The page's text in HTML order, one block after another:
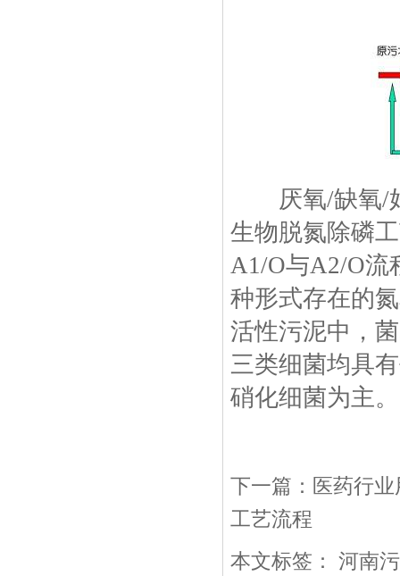
厌氧/缺氧/好
生物脱氮除磷
A1/O与A2/O流
种形式存在的
活性污泥中，
三类细菌均具
硝化细菌为主。
下一篇： 医药行
工艺流程
本文标签： 河南